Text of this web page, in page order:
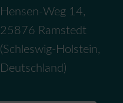
Hensen-Weg 14,
25876 Ramstedt
(Schleswig-Holstein,
Deutschland )